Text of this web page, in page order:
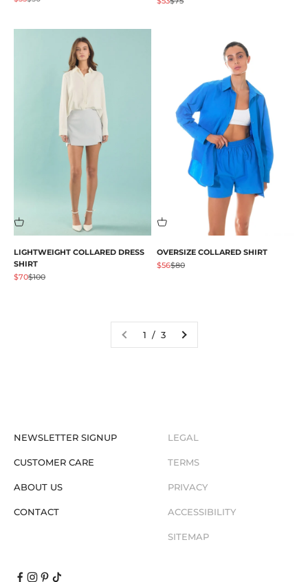
LIGHTWEIGHT COLLARED DRESS
SHIRT
促销价格
$70原价
$100
OVERSIZE COLLARED SHIRT
促销价格
$56原价
$80
1 / 3
NEWSLETTER SIGNUP
CUSTOMER CARE
ABOUT US
CONTACT
LEGAL
TERMS
PRIVACY
ACCESSIBILITY
SITEMAP